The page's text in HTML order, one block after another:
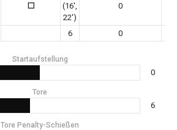
0
(16',
22')
0
6 0
Startaufstellung
0
Tore
6
Tore Penalty-Schießen